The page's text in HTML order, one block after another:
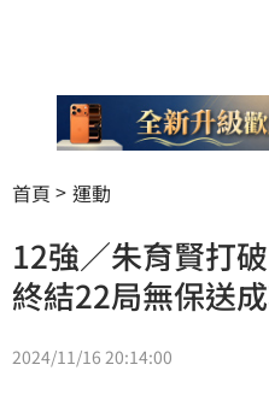
首頁 運動
12強／朱育賢打
終結22局無保送
2024/11/16 20:14:00